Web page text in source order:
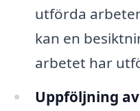
utförda
kan en
arbetet har
Uppföljning